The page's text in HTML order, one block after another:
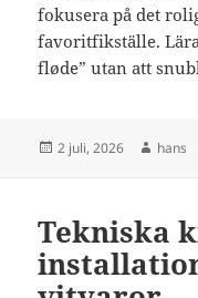
fokusera på det
favoritfikställe.
fløde” utan att
Postat
2 juli, 2026 hans
Tekniska